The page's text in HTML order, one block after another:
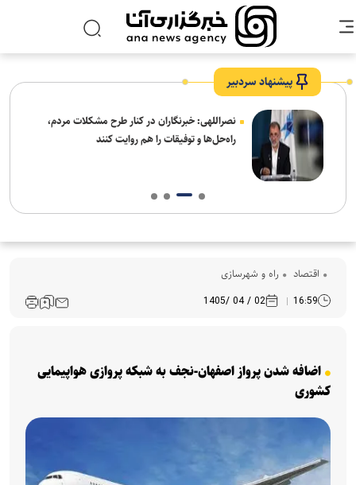
پیشنهاد سردبیر
نصراللهی: خبرنگاران در کنار طرح مشکلات مردم،
راه‌حل‌ها و توفیقات را هم روایت کنند
اقتصاد راه و شهرسازی
16:59
02 / 04 /1405
اضافه شدن پرواز اصفهان-نجف به شبکه پروازی هواپیمایی
کشوری